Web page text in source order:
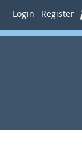
Login Register